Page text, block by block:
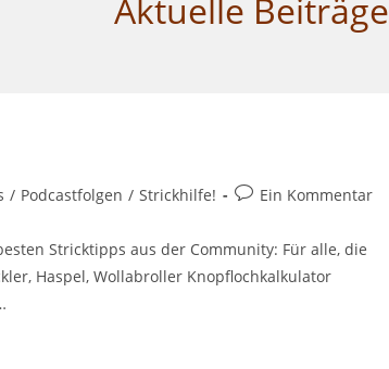
Aktuelle Beiträge
/ Podcastfolgen / Strickhilfe!
Beitrags-
Ein Kommentar
Stricktipps aus der Community: Für alle, die
Haspel, Wollabroller Knopflochkalkulator